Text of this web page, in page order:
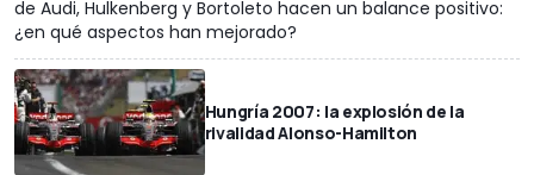
de Audi, Hulkenberg y Bortoleto hacen un balance positivo:
¿en qué aspectos han mejorado?
Hungría 2007: la explosión de la
rivalidad Alonso-Hamilton